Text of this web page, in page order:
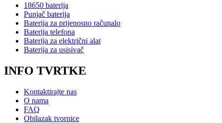
18650 baterija
Punjač baterija
Baterija za prijenosno računalo
Baterija telefona
Baterija za električni alat
Baterija za usisivač
INFO TVRTKE
Kontaktirajte nas
O nama
FAQ
Obilazak tvornice